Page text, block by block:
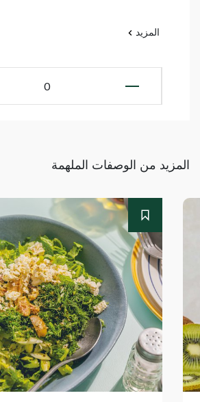
المزيد
0
المزيد من الوصفات الملهمة